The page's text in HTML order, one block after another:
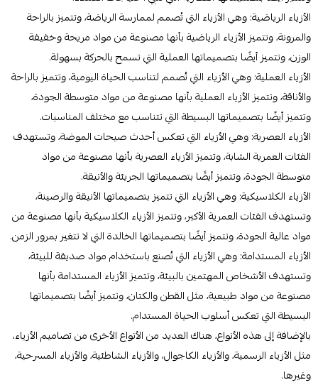
الأزياء الرياضية: وهي الأزياء التي تُصمم لممارسة الرياضة، وتتميز بالراحة
والمرونة، وتتميز الأزياء الرياضية بأنها مصنوعة من مواد مريحة وخفيفة
الوزن، وتتميز أيضًا بتصميماتها العملية التي تسمح بالحركة بسهولة.
الأزياء العملية: وهي الأزياء التي تُصمم لتناسب الحياة اليومية، وتتميز بالراحة
والأناقة، وتتميز الأزياء العملية بأنها مصنوعة من مواد متوسطة الجودة،
وتتميز أيضًا بتصميماتها البسيطة التي تتناسب مع مختلف المناسبات.
الأزياء العصرية: وهي الأزياء التي تعكس أحدث صيحات الموضة، وتستهدف
الفئات العمرية الشابة، وتتميز الأزياء العصرية بأنها مصنوعة من مواد
متوسطة الجودة، وتتميز أيضًا بتصميماتها الجريئة والأنيقة.
الأزياء الكلاسيكية: وهي الأزياء التي تتميز بتصميماتها الأنيقة والرصينة،
وتستهدف الفئات العمرية الأكبر، وتتميز الأزياء الكلاسيكية بأنها مصنوعة من
مواد عالية الجودة، وتتميز أيضًا بتصميماتها الخالدة التي لا تتغير بمرور الزمن.
الأزياء المستدامة: وهي الأزياء التي تُصنع باستخدام مواد صديقة للبيئة،
وتستهدف الأشخاص المهتمين بالبيئة، وتتميز الأزياء المستدامة بأنها
مصنوعة من مواد طبيعية، مثل القطن والكتان، وتتميز أيضًا بتصميماتها
البسيطة التي تعكس أسلوب الحياة المستدام.
بالإضافة إلى هذه الأنواع، هناك العديد من الأنواع الأخرى من تصاميم الأزياء،
مثل الأزياء الرسمية، والأزياء الكاجوال، والأزياء الشاطئية، والأزياء المسرحية،
وغيرها.